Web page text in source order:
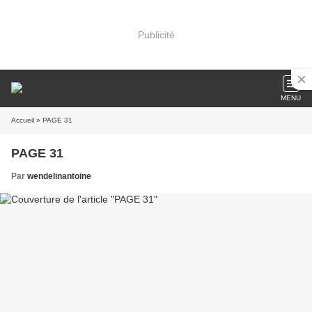
Publicité
MENU
Accueil » PAGE 31
PAGE 31
Par wendelinantoine